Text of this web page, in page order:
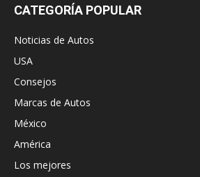
CATEGORÍA POPULAR
Noticias de Autos
USA
Consejos
Marcas de Autos
México
América
Los mejores